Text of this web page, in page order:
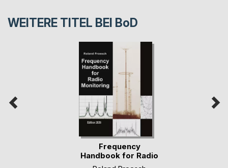
WEITERE TITEL BEI BoD
Frequency
Handbook for Radio
Monit(...)